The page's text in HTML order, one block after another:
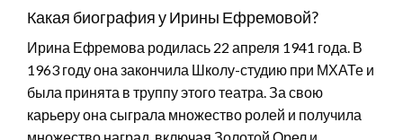
Какая биография у Ирины Ефремовой?
Ирина Ефремова родилась 22 апреля 1941 года. В
1963 году она закончила Школу-студию при МХАТе и
была принята в труппу этого театра. За свою
карьеру она сыграла множество ролей и получила